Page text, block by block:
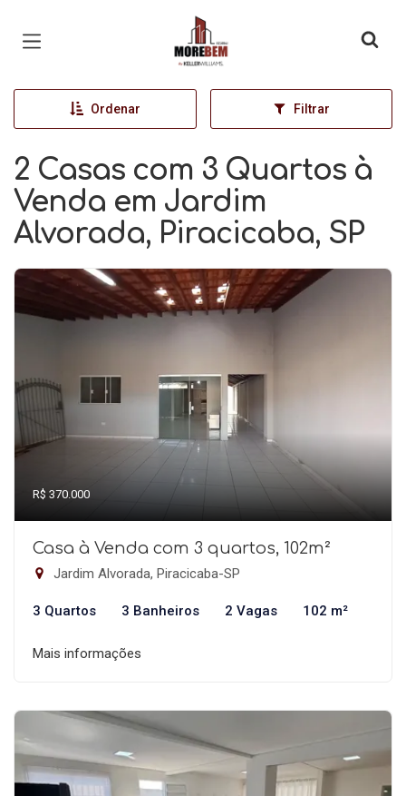
Página inicial
Ordenar Filtrar
2 Casas com 3 Quartos à
Venda em Jardim
Alvorada, Piracicaba, SP
R$ 370.000
Casa à Venda com 3 quartos, 102m²
Jardim Alvorada, Piracicaba-SP
3 Quartos 3 Banheiros 2 Vagas 102 m²
Mais informações